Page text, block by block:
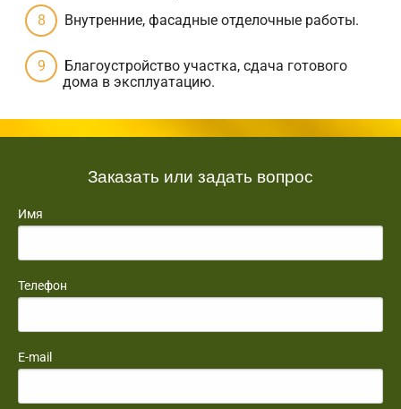
Внутренние, фасадные отделочные работы.
Благоустройство участка, сдача готового
дома в эксплуатацию.
Заказать или задать вопрос
Имя
Телефон
E-mail